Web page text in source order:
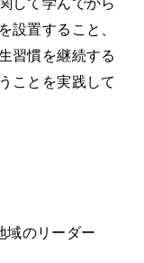
設置すること、
習慣を継続する
ことを実践して
のリーダー